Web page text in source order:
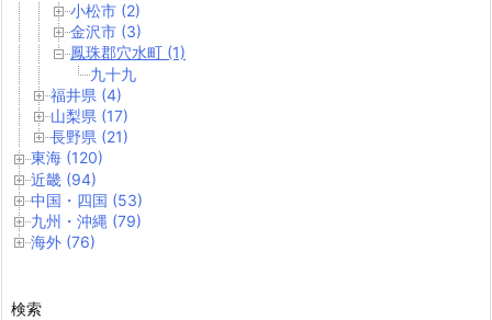
小松市 (2)
金沢市 (3)
鳳珠郡穴水町 (1)
九十九
福井県 (4)
山梨県 (17)
長野県 (21)
東海 (120)
近畿 (94)
中国・四国 (53)
九州・沖縄 (79)
海外 (76)
検索